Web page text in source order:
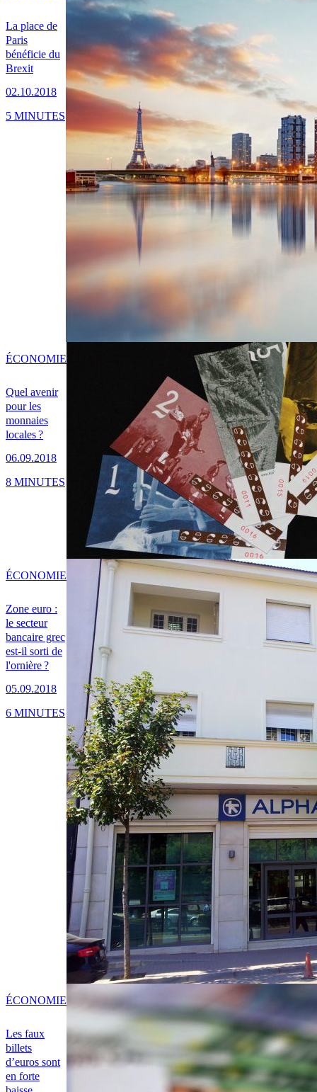
La place de
Paris
bénéficie du
Brexit
02.10.2018
5 MINUTES
Quel avenir
pour les
monnaies
locales ?
06.09.2018
ÉCONOMIE
8 MINUTES
Zone euro :
le secteur
bancaire grec
est-il sorti de
l'ornière ?
05.09.2018
ÉCONOMIE
6 MINUTES
Les faux
billets
d’euros sont
en forte
ÉCONOMIE